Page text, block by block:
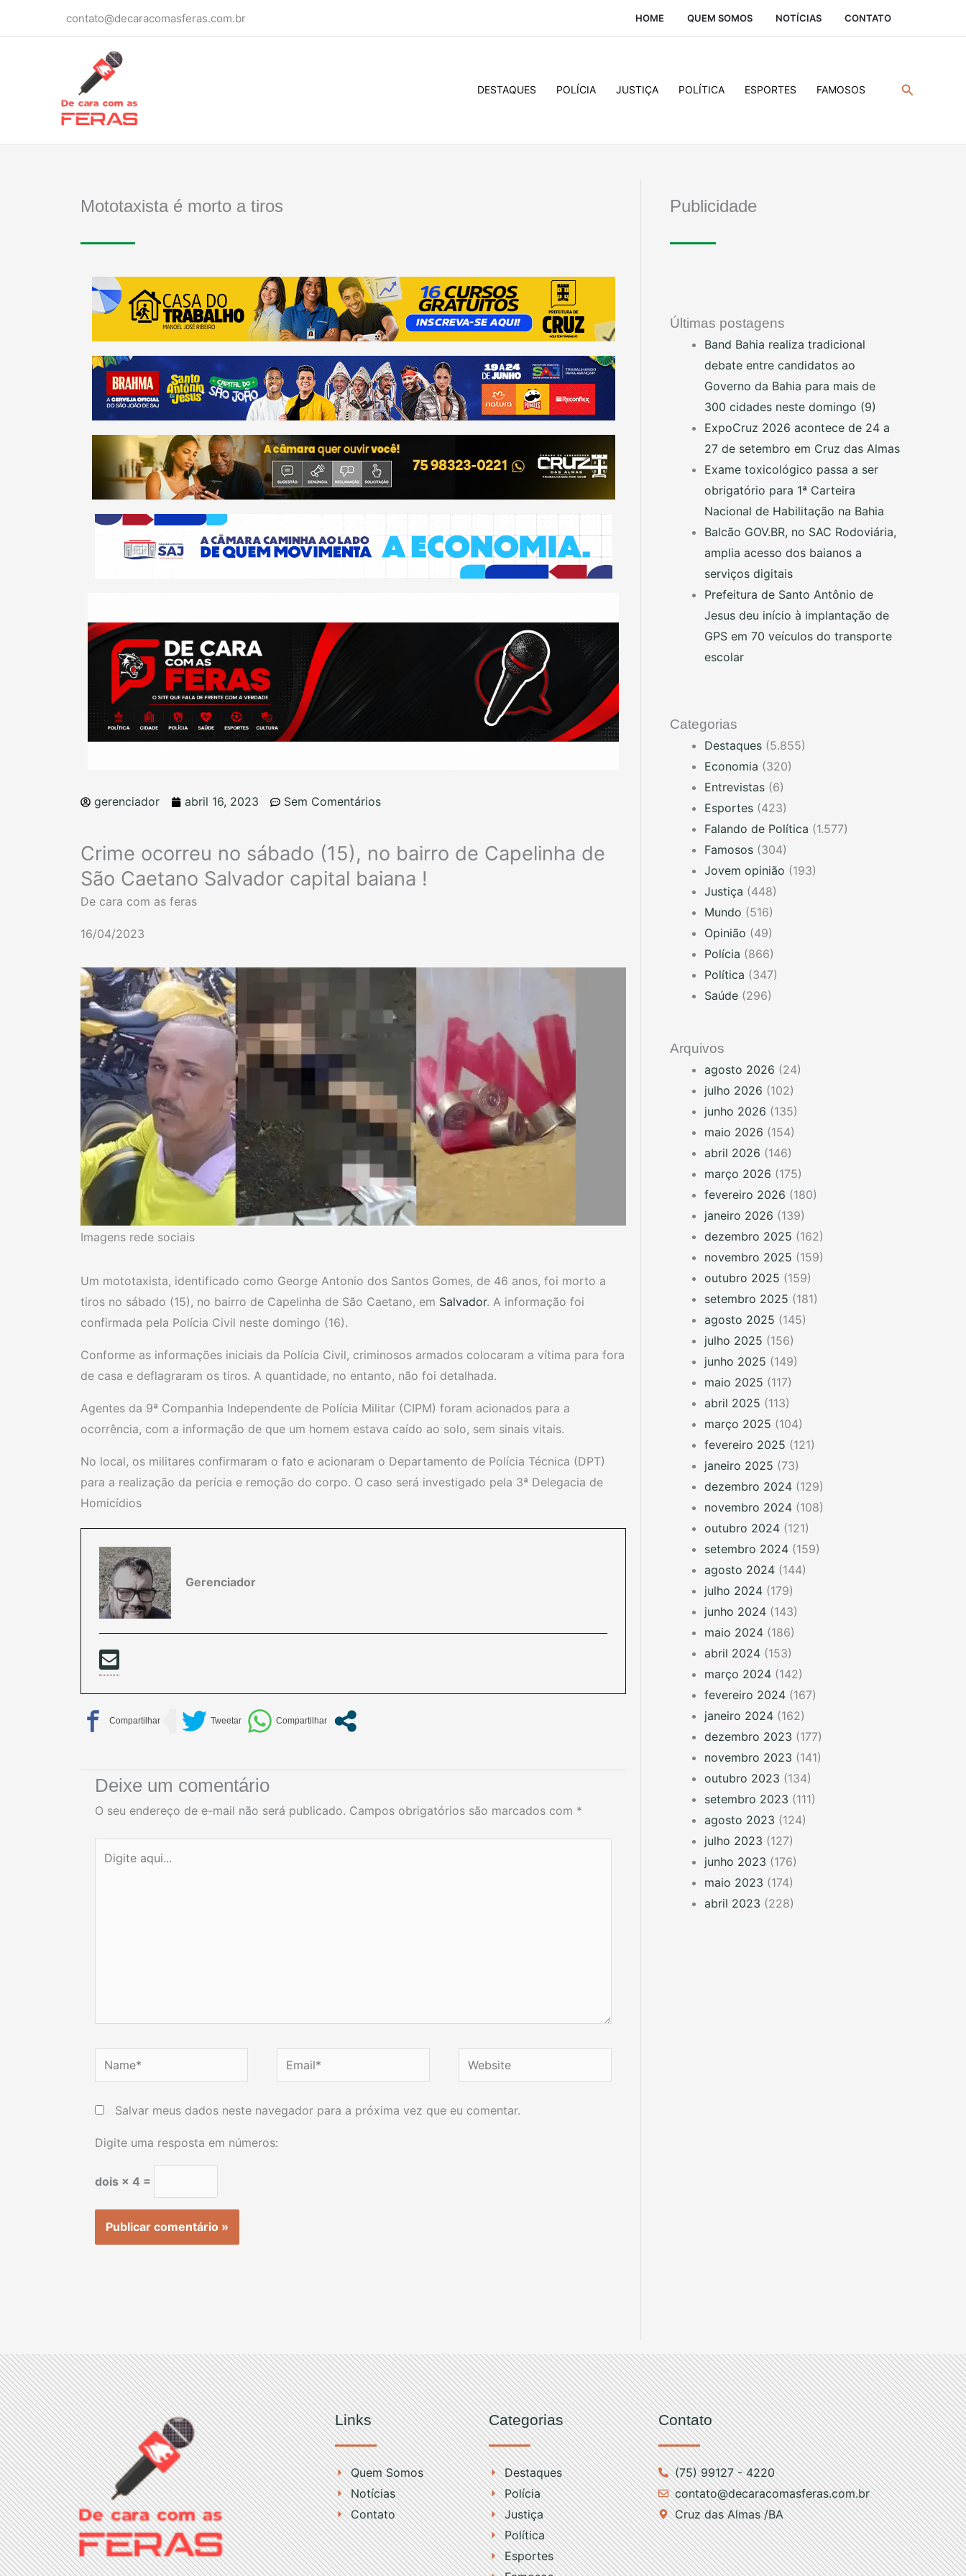
contato@decaracomasferas.com.br HOME QUEM SOMOS NOTÍCIAS CONTATO
DESTAQUES POLÍCIA JUSTIÇA POLÍTICA ESPORTES FAMOSOS Pesquisar
Mototaxista é morto a tiros
gerenciador abril 16, 2023 Sem Comentários
Crime ocorreu no sábado (15), no bairro de Capelinha de
São Caetano Salvador capital baiana !
De cara com as feras
16/04/2023
Imagens rede sociais
Um mototaxista, identificado como George Antonio dos Santos Gomes, de 46 anos, foi morto a
tiros no sábado (15), no bairro de Capelinha de São Caetano, em Salvador. A informação foi
confirmada pela Polícia Civil neste domingo (16).
Conforme as informações iniciais da Polícia Civil, criminosos armados colocaram a vítima para fora
de casa e deflagraram os tiros. A quantidade, no entanto, não foi detalhada.
Agentes da 9ª Companhia Independente de Polícia Militar (CIPM) foram acionados para a
ocorrência, com a informação de que um homem estava caído ao solo, sem sinais vitais.
No local, os militares confirmaram o fato e acionaram o Departamento de Polícia Técnica (DPT)
para a realização da perícia e remoção do corpo. O caso será investigado pela 3ª Delegacia de
Homicídios
Gerenciador
Deixe um comentário
O seu endereço de e-mail não será publicado. Campos obrigatórios são marcados com *
aqui...
Name* Email* Website
Salvar meus dados neste navegador para a próxima vez que eu comentar.
Digite uma resposta em números:
dois × 4 =
Publicidade
Últimas postagens
Band Bahia realiza tradicional
debate entre candidatos ao
Governo da Bahia para mais de
300 cidades neste domingo (9)
ExpoCruz 2026 acontece de 24 a
27 de setembro em Cruz das Almas
Exame toxicológico passa a ser
obrigatório para 1ª Carteira
Nacional de Habilitação na Bahia
Balcão GOV.BR, no SAC Rodoviária,
amplia acesso dos baianos a
serviços digitais
Prefeitura de Santo Antônio de
Jesus deu início à implantação de
GPS em 70 veículos do transporte
escolar
Categorias
Destaques (5.855)
Economia (320)
Entrevistas (6)
Esportes (423)
Falando de Política (1.577)
Famosos (304)
Jovem opinião (193)
Justiça (448)
Mundo (516)
Opinião (49)
Polícia (866)
Política (347)
Saúde (296)
Arquivos
agosto 2026 (24)
julho 2026 (102)
junho 2026 (135)
maio 2026 (154)
abril 2026 (146)
março 2026 (175)
fevereiro 2026 (180)
janeiro 2026 (139)
dezembro 2025 (162)
novembro 2025 (159)
outubro 2025 (159)
setembro 2025 (181)
agosto 2025 (145)
julho 2025 (156)
junho 2025 (149)
maio 2025 (117)
abril 2025 (113)
março 2025 (104)
fevereiro 2025 (121)
janeiro 2025 (73)
dezembro 2024 (129)
novembro 2024 (108)
outubro 2024 (121)
setembro 2024 (159)
agosto 2024 (144)
julho 2024 (179)
junho 2024 (143)
maio 2024 (186)
abril 2024 (153)
março 2024 (142)
fevereiro 2024 (167)
janeiro 2024 (162)
dezembro 2023 (177)
novembro 2023 (141)
outubro 2023 (134)
setembro 2023 (111)
agosto 2023 (124)
julho 2023 (127)
junho 2023 (176)
maio 2023 (174)
abril 2023 (228)
Links
Quem Somos
Notícias
Contato
Categorias
Destaques
Polícia
Justiça
Política
Esportes
Contato
(75) 99127 - 4220
contato@decaracomasferas.com.br
Cruz das Almas /BA